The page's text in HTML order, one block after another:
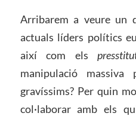
Arribarem a veure un
actuals líders polítics
així com els
manipulació massiva
gravíssims? Per quin
col·laborar amb els